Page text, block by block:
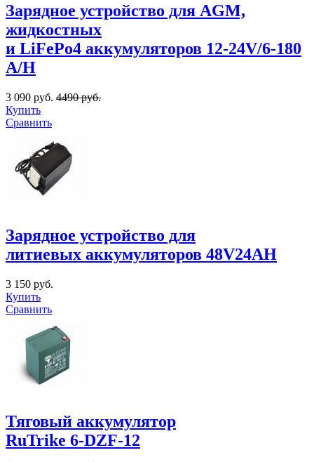
Зарядное устройство для AGM,
жидкостных
и LiFePo4 аккумуляторов 12-24V/6-180
A/Н
3 090 руб. 4490 руб.
Купить
Сравнить
Зарядное устройство для
литиевых аккумуляторов 48V24AH
3 150 руб.
Купить
Сравнить
Тяговый аккумулятор
RuTrike 6-DZF-12